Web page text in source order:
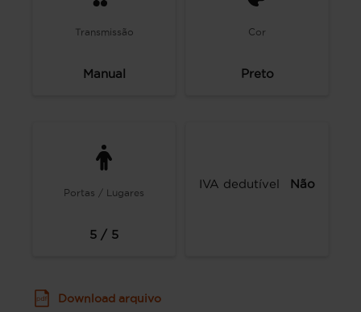
Transmissão
Manual
Cor
Preto
Portas / Lugares
5 / 5
IVA dedutível Não
Download arquivo